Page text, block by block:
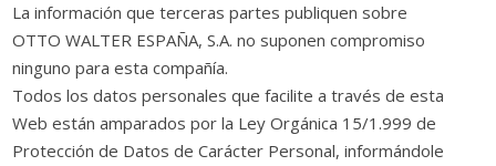
La información que terceras partes publiquen sobre
OTTO WALTER ESPAÑA, S.A. no suponen compromiso
ninguno para esta compañía.
Todos los datos personales que facilite a través de esta
Web están amparados por la Ley Orgánica 15/1.999 de
Protección de Datos de Carácter Personal, informándole